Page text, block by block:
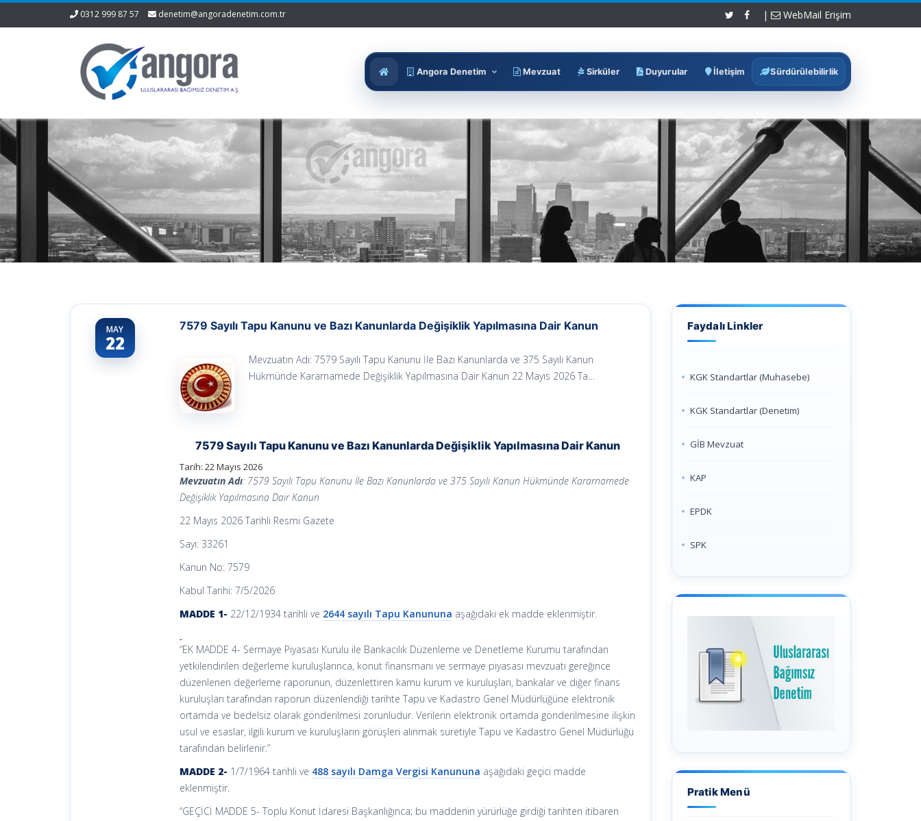
0312 999 87 57 denetim@angoradenetim.com.tr | WebMail Erişim
Angora Denetim Mevzuat Sirküler Duyurular İletişim Sürdürülebilirlik
MAY
22
7579 Sayılı Tapu Kanunu ve Bazı Kanunlarda Değişiklik Yapılmasına Dair Kanun
Mevzuatın Adı: 7579 Sayılı Tapu Kanunu İle Bazı Kanunlarda ve 375 Sayılı Kanun
Hükmünde Kararnamede Değişiklik Yapılmasına Dair Kanun 22 Mayıs 2026 Ta…
7579 Sayılı Tapu Kanunu ve Bazı Kanunlarda Değişiklik Yapılmasına Dair Kanun
Tarih:22 Mayıs 2026
Mevzuatın Adı: 7579 Sayılı Tapu Kanunu İle Bazı Kanunlarda ve 375 Sayılı Kanun Hükmünde Kararnamede
Değişiklik Yapılmasına Dair Kanun
22 Mayıs 2026 Tarihli Resmi Gazete
Sayı: 33261
Kanun No: 7579
Kabul Tarihi: 7/5/2026
MADDE 1- 22/12/1934 tarihli ve 2644 sayılı Tapu Kanununa aşağıdaki ek madde eklenmiştir.
“EK MADDE 4- Sermaye Piyasası Kurulu ile Bankacılık Düzenleme ve Denetleme Kurumu tarafından
yetkilendirilen değerleme kuruluşlarınca, konut finansmanı ve sermaye piyasası mevzuatı gereğince
düzenlenen değerleme raporunun, düzenlettiren kamu kurum ve kuruluşları, bankalar ve diğer finans
kuruluşları tarafından raporun düzenlendiği tarihte Tapu ve Kadastro Genel Müdürlüğüne elektronik
ortamda ve bedelsiz olarak gönderilmesi zorunludur. Verilerin elektronik ortamda gönderilmesine ilişkin
usul ve esaslar, ilgili kurum ve kuruluşların görüşleri alınmak suretiyle Tapu ve Kadastro Genel Müdürlüğü
tarafından belirlenir.”
MADDE 2- 1/7/1964 tarihli ve 488 sayılı Damga Vergisi Kanununa aşağıdaki geçici madde
eklenmiştir.
“GEÇİCİ MADDE 5- Toplu Konut İdaresi Başkanlığınca; bu maddenin yürürlüğe girdiği tarihten itibaren
Faydalı Linkler
KGK Standartlar (Muhasebe)
KGK Standartlar (Denetim)
GİB Mevzuat
KAP
EPDK
SPK
Pratik Menü